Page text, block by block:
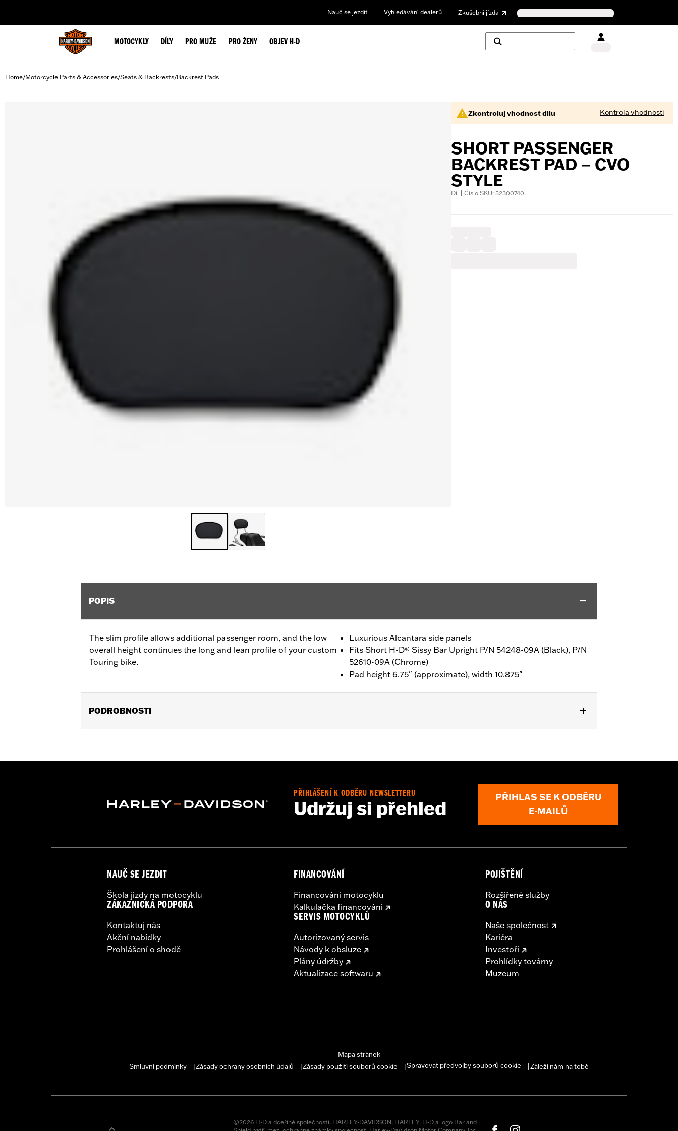
Nauč se jezdit Vyhledávání dealerů Zkušební jízda
MOTOCYKLY DÍLY PRO MUŽE PRO ŽENY OBJEV H-D
Home/Motorcycle Parts & Accessories/Seats & Backrests/Backrest Pads
Zkontroluj vhodnost dílu Kontrola vhodnosti
SHORT PASSENGER
BACKREST PAD – CVO
STYLE
Díl | Číslo SKU: 52300740
POPIS
The slim profile allows additional passenger room, and the low
overall height continues the long and lean profile of your custom
Touring bike.
Luxurious Alcantara side panels
Fits Short H-D® Sissy Bar Upright P/N 54248-09A (Black), P/N
52610-09A (Chrome)
Pad height 6.75" (approximate), width 10.875"
PODROBNOSTI
'25-later FLHXU, FLTRXRRSE and '26-later FLHXL, FLHXLSE and FLTRXL models or seats with tall passenger pillion pads. Pad height
Height:6.75 Inches
PŘIHLÁŠENÍ K ODBĚRU NEWSLETTERU
Udržuj si přehled
PŘIHLAS SE K ODBĚRU
E-MAILŮ
NAUČ SE JEZDIT
Škola jízdy na motocyklu
ZÁKAZNICKÁ PODPORA
Kontaktuj nás
Akční nabídky
Prohlášení o shodě
FINANCOVÁNÍ
Financování motocyklu
Kalkulačka financování
SERVIS MOTOCYKLŮ
Autorizovaný servis
Návody k obsluze
Plány údržby
Aktualizace softwaru
POJIŠTĚNÍ
Rozšířené služby
O NÁS
Naše společnost
Kariéra
Investoři
Prohlídky továrny
Muzeum
Mapa stránek
Smluvní podmínky
Zásady ochrany osobních údajů Zásady použití souborů cookie Spravovat předvolby souborů cookie Záleží nám na tobě
©2026 H-D a dceřiné společnosti. HARLEY-DAVIDSON, HARLEY, H-D a logo Bar and